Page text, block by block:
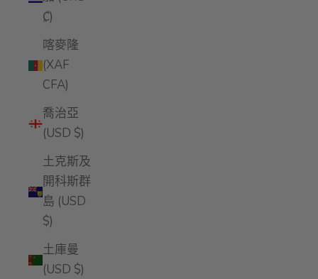
₡)
喀麥隆
(XAF
CFA)
喬治亞
(USD $)
土克斯及
開科斯群
島 (USD
$)
土庫曼
(USD $)